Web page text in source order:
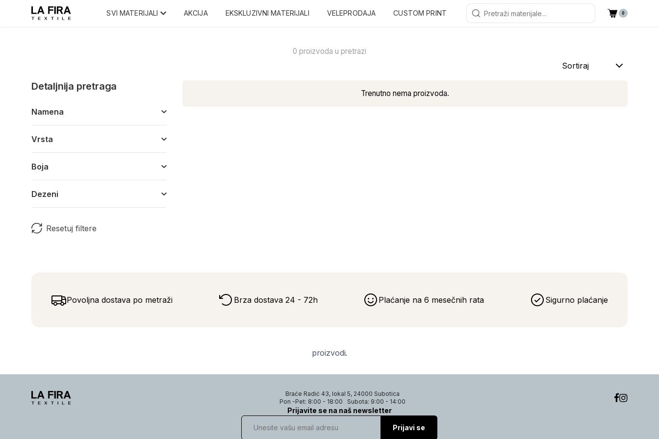
SVI MATERIJALI AKCIJA EKSKLUZIVNI MATERIJALI VELEPRODAJA CUSTOM PRINT 0
0 proizvoda u pretrazi
Sortiraj
Detaljnija pretraga
Namena
Vrsta
Boja
Dezeni
Resetuj filtere
Trenutno nema proizvoda.
Povoljna dostava po metraži Brza dostava 24 - 72h Plaćanje na 6 mesečnih rata Sigurno plaćanje
proizvodi.
Braće Radić 43, lokal 5, 24000 Subotica
Pon -Pet: 8:00 - 18:00
Subota: 9:00 - 14:00
Prijavite se na naš newsletter
Prijavi se